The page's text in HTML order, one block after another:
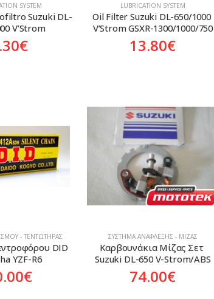
SYSTEM
Suzuki DL-
V’Strom
€
LUBRICATION SYSTEM
Oil Filter Suzuki DL-650/1000
V’Strom GSXR-1300/1000/750
13.80€
- ΤΕΝΤΩΤΉΡΑΣ
DID
YZF-R6
€
ΣΎΣΤΗΜΑ ΑΝΆΦΛΕΞΗΣ - ΜΊΖΑΣ
Καρβουνάκια Μίζας Σετ
Suzuki DL-650 V-Strom/ABS
74.00€